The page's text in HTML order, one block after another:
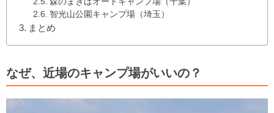
智光山公園キャンプ場（埼玉）
まとめ
なぜ、近場のキャンプ場がいいの？